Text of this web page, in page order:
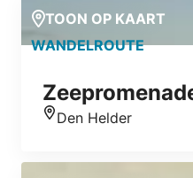
TOON OP KAART
WANDELROUTE
Den Helder